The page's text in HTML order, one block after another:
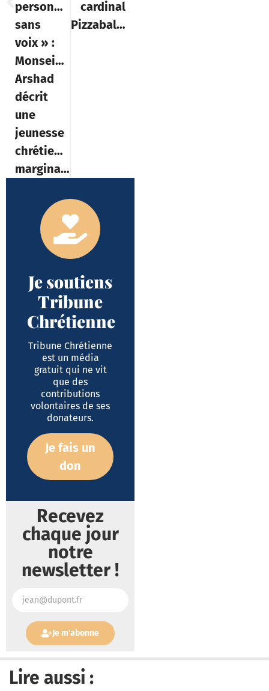
personnes
sans
voix » :
Monseigneur
Arshad
décrit
une
jeunesse
chrétienne
marginalisée
cardinal
Pizzaballa
Je soutiens
Tribune
Chrétienne
Tribune Chrétienne
est un média
gratuit qui ne vit
que des
contributions
volontaires de ses
donateurs.
Je fais un
don
Recevez
chaque jour
notre
newsletter !
Je m'abonne
Lire aussi :